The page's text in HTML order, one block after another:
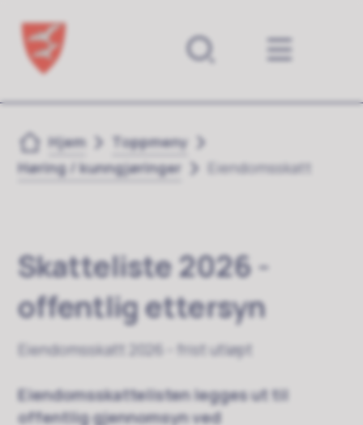
Forsiden
Du er her:
Hjem
Toppmeny
Høring / kunngjøringer
Eiendomsskatt
Skatteliste 2026 -
offentlig ettersyn
Eiendomsskatt 2026 - frist utløpt
Eiendomsskattelisten legges ut til
offentlig gjennomsyn ved